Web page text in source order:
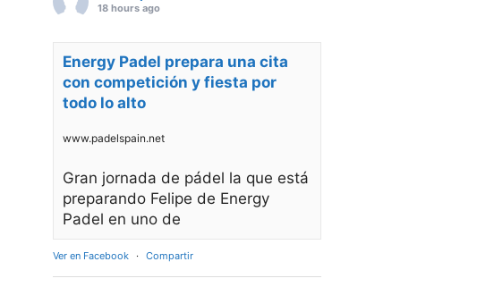
18 hours ago
Energy Padel prepara una cita
con competición y fiesta por
todo lo alto
www.padelspain.net
Gran jornada de pádel la que está
preparando Felipe de Energy
Padel en uno de
Ver en Facebook · Compartir